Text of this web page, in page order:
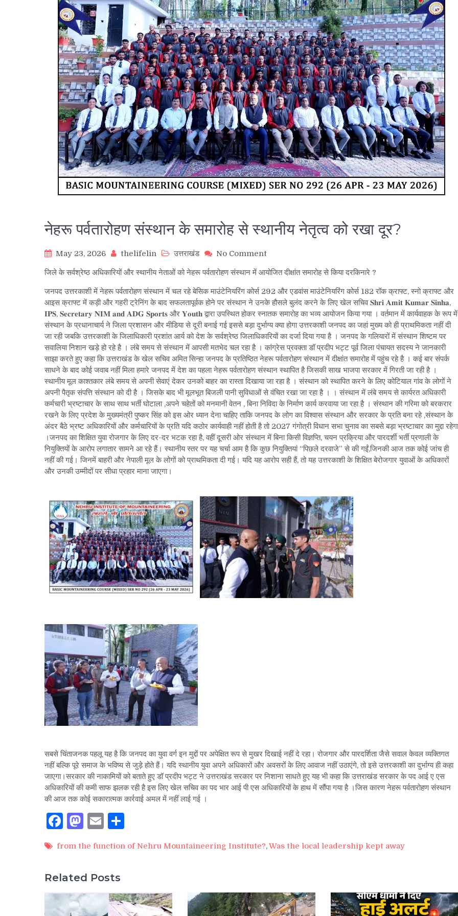
नेहरू पर्वतारोहण संस्थान के समारोह से स्थानीय नेतृत्व को रखा दूर?
May 23, 2026 thelifelin उत्तराखंड No Commenton
पर्वतारोहण
संस्थान
के
समारोह
से
स्थानीय
नेतृत्व
को
रखा
दूर?
जिले के सर्वश्रेष्ठ अधिकारियों और स्थानीय नेताओं को नेहरू पर्वतारोहण संस्थान में आयोजित दीक्षांत समारोह से किया दरकिनारे ?
जनपद उत्तरकाशी में नेहरू पर्वतारोहण संस्थान में चल रहे बेसिक माउंटेनियरिंग कोर्स 292 और एडवांस माउंटेनियरिंग कोर्स 182 रॉक क्राफ्ट, स्नो क्राफ्ट और
आइस क्राफ्ट में कड़ी और गहरी ट्रेनिंग के बाद सफलतापूर्वक होने पर संस्थान ने उनके हौसले बुलंद करने के लिए खेल सचिव 𝐒𝐡𝐫𝐢 𝐀𝐦𝐢𝐭 𝐊𝐮𝐦𝐚𝐫 𝐒𝐢𝐧𝐡𝐚,
𝐈𝐏𝐒, 𝐒𝐞𝐜𝐫𝐞𝐭𝐚𝐫𝐲 𝐍𝐈𝐌 𝐚𝐧𝐝 𝐀𝐃𝐆 𝐒𝐩𝐨𝐫𝐭𝐬 और 𝐘𝐨𝐮𝐭𝐡 द्वारा उपस्थित होकर स्नातक समारोह का भव्य आयोजन किया गया । वर्तमान में कार्यवाहक के रूप में
संस्थान के प्रधानाचार्य ने जिला प्रशासन और मीडिया से दूरी बनाई गई इससे बड़ा दुर्भाग्य क्या होगा उत्तरकाशी जनपद का जहां मुख्य को ही प्राथमिकता नहीं दी
जा रही जबकि उत्तरकाशी के जिलाधिकारी प्रशांत आर्य को देश के सर्वश्रेष्ठ जिलाधिकारियों का दर्जा दिया गया है । जनपद के गलियारों में संस्थान शिष्टम पर
सवालिया निशान खड़े हो रहे है । लंबे समय से संस्थान में आपसी मतभेद चल रहा है । कांग्रेस प्रवक्ता डॉ प्रदीप भट्ट पूर्व जिला पंचायत सदस्य ने जानकारी
साझा करते हुए कहा कि उत्तराखंड के खेल सचिव अमित सिन्हा जनपद के प्रतिष्ठित नेहरू पर्वतारोहण संस्थान में दीक्षांत समारोह में पहुंच रहे है । कई बार संपर्क
साधने के बाद कोई जवाब नहीं मिला हमारे जनपद में देश का पहला नेहरू पर्वतारोहण संस्थान स्थापित है जिसकी साख भाजपा सरकार में गिरती जा रही है ।
स्थानीय मूल काश्तकार लंबे समय से अपनी सेवाएं देकर उनको बाहर का रास्ता दिखाया जा रहा है । संस्थान को स्थापित करने के लिए कोटियाल गांव के लोगों ने
अपनी पैतृक संपत्ति संस्थान को दी है । जिसके बाद भी मूलभूत बिजली पानी सुविधाओं से वंचित रखा जा रहा है । । संस्थान में लंबे समय से कार्यरत अधिकारी
कर्मचारी भ्रष्टाचार के साथ साथ भर्ती घोटाला ,अपने चहेतों को मनमानी वेतन , बिना निविदा के निर्माण कार्य करवाया जा रहा है । संस्थान की गरिमा को बरकरार
रखने के लिए प्रदेश के मुख्यमंत्री पुष्कर सिंह को इस ओर ध्यान देना चाहिए ताकि जनपद के लोग का विश्वास संस्थान और सरकार के प्रति बना रहे ,संस्थान के
अंदर बैठे भ्रष्ट अधिकारियों और कर्मचारियों के प्रति यदि कठोर कार्यवाही नहीं होती है तो 2027 गंगोत्री विधान सभा चुनाव का सबसे बड़ा भ्रष्टाचार का मुद्दा रहेगा
।जनपद का शिक्षित युवा रोजगार के लिए दर-दर भटक रहा है, वहीं दूसरी ओर संस्थान में बिना किसी विज्ञप्ति, चयन प्रक्रिया और पारदर्शी भर्ती प्रणाली के
नियुक्तियों के आरोप लगातार सामने आ रहे हैं। स्थानीय स्तर पर यह चर्चा आम है कि कुछ नियुक्तियां “पिछले दरवाजे” से की गईं,जिनकी आज तक कोई जांच ही
नहीं की गई। जिनमें बाहरी और नेपाली मूल के लोगों को प्राथमिकता दी गई। यदि यह आरोप सही हैं, तो यह उत्तरकाशी के शिक्षित बेरोजगार युवाओं के अधिकारों
और उनकी उम्मीदों पर सीधा प्रहार माना जाएगा।
सबसे चिंताजनक पहलू यह है कि जनपद का युवा वर्ग इन मुद्दों पर अपेक्षित रूप से मुखर दिखाई नहीं दे रहा। रोजगार और पारदर्शिता जैसे सवाल केवल व्यक्तिगत
नहीं बल्कि पूरे समाज के भविष्य से जुड़े होते हैं। यदि स्थानीय युवा अपने अधिकारों और अवसरों के लिए आवाज नहीं उठाएंगे, तो इसे उत्तरकाशी का दुर्भाग्य ही कहा
जाएगा।सरकार की नाकामियों को बताते हुए डॉ प्रदीप भट्ट ने उत्तराखंड सरकार पर निशाना साधते हुए यह भी कहा कि उत्तराखंड सरकार के पद आई ए एस
अधिकारियों की कमी साफ झलक रही है इस लिए खेल सचिव का पद भार आई पी एस अधिकारियों के हाथ में सौंपा गया है ।जिस कारण नेहरू पर्वतारोहण संस्थान
की आज तक कोई सकारात्मक कार्रवाई अमल में नहीं लाई गई ।
Facebook
Mastodon
Email
from the function of Nehru Mountaineering Institute?,Was the local leadership kept away
Related Posts